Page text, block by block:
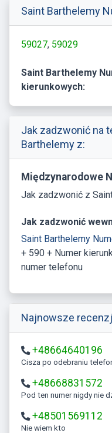
Saint Barthelemy
59027 59029
Saint Barthelemy
kierunkowych:
Jak zadzwonić na
Barthelemy z:
Międzynarodowe
Jak zadzwonić z
Jak zadzwonić
Saint Barthelemy
+ 590 + Numer
numer telefonu
Najnowsze
+48664640196
Cisza po odebraniu
+48668831572
Pod ten numer nigdy nie
+48501569112
Nie wiem kto